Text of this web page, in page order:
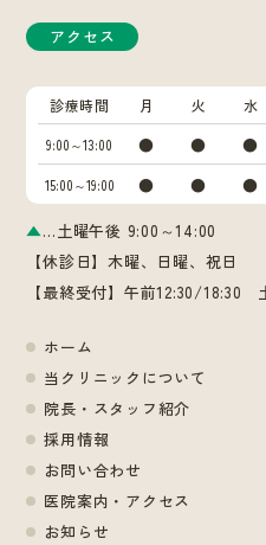
アクセス
診療時間 月 火 水
9:00～13:00 ● ● ●
15:00～19:00 ● ● ●
▲…土曜午後 9:00～14:00
【休診日】木曜、日曜、祝日
【最終受付】午前12:30/18:30
ホーム
当クリニックについて
院長・スタッフ紹介
採用情報
お問い合わせ
医院案内・アクセス
お知らせ